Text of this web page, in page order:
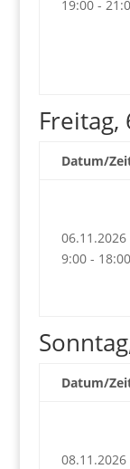
19:00 -
Datum/
06.11.2026
9:00 - 18:00
Datum/
08.11.2026